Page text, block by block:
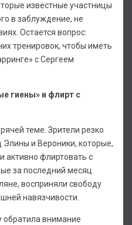
известные участницы
в заблуждение, не
Остается вопрос:
тренировок, чтобы иметь
с Сергеем
гиены» и флирт с
теме. Зрители резко
Элины и Вероники, которые,
активно флиртовать с
за последний месяц
восприняли свободу
навязчивости.
обратила внимание